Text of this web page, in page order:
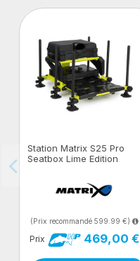
Station Matrix S25 Pro
Seatbox Lime Edition
(Prix recommandé 599.99 €)
Prix 469,00 €